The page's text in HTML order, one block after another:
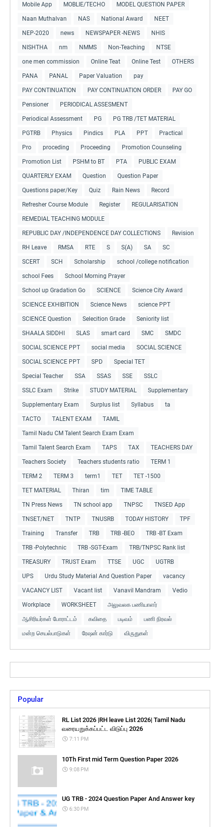
Mobile App MOBLIE/TECHO MODEL QUESTION PAPER
Naan Muthalvan NAS National Award NEET
NEP-2020 news NEWSPAPER -NEWS NHIS
NISHTHA nm NMMS Non-Teaching NTSE
one men commission Online Teat Online Test OTHERS
PANA PANAL Paper Valuation pay
PAY CONTINUATION PAY CONTINUATION ORDER PAY GO
Pensioner PERIODICAL ASSESMENT
Periodical Assessment PG PG TRB /TET MATERIAL
PGTRB Physics Pindics PLA PPT Practical
Pro proceding Proceeding Promotion Counseling
Promotion List PSHM to BT PTA PUBLIC EXAM
QUARTERLY EXAM Question Question Paper
Questions paper/Key Quiz Rain News Record
Refresher Course Module Register REGULARISATION
REMEDIAL TEACHING MODULE
REPUBLIC DAY /INDEPENDENCE DAY COLLECTIONS Revision
RH Leave RMSA RTE S S(A) SA SC
SCERT SCH Scholarship school /college notification
school Fees School Morning Prayer
School up Gradation Go SCIENCE Science City Award
SCIENCE EXHIBITION Science News science PPT
SCIENCE Question Selecition Grade Seniority list
SHAALA SIDDHI SLAS smart card SMC SMDC
SOCIAL SCIENCE PPT social media SOCIAL SCIENCE
SOCIAL SCIENCE PPT SPD Special TET
Special Teacher SSA SSAS SSE SSLC
SSLC Exam Strike STUDY MATERIAL Supplementary
Supplementary Exam Surplus list Syllabus ta
TACTO TALENT EXAM TAMIL
Tamil Nadu CM Talent Search Exam Exam
Tamil Talent Search Exam TAPS TAX TEACHERS DAY
Teachers Society Teachers students ratio TERM 1
TERM 2 TERM 3 term1 TET TET -1500
TET MATERIAL Thiran tim TIME TABLE
TN Press News TN school app TNPSC TNSED App
TNSET/NET TNTP TNUSRB TODAY HISTORY TPF
Training Transfer TRB TRB -BEO TRB -BT Exam
TRB -Polytechnic TRB -SGT-Exam TRB/TNPSC Rank list
TREASURY TRUST Exam TTSE UGC UGTRB
UPS Urdu Study Material And Question Paper vacancy
VACANCY LIST Vacant list Vanavil Mandram Vedio
Workplace WORKSHEET அலுவலக பணியாளர்
ஆசிரியர்கள் போராட்டம் கவிதை படிவம் பணி நிரவல்
மன்ற செயல்பாடுகள் ரேஷன் கார்டு விருதுகள்
Popular
RL List 2026 |RH leave List 2026| Tamil Nadu
வரையறுக்கப்பட்ட விடுப்பு 2026
7:11 PM
10Th First mid Term Question Paper 2026
9:08 PM
UG TRB - 2024 Question Paper And Answer key
6:30 PM